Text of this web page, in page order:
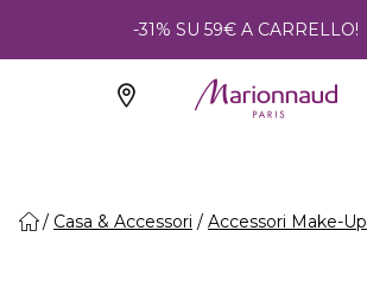
-31% SU 59€ A CARRELLO!
Casa & Accessori Accessori Make-Up